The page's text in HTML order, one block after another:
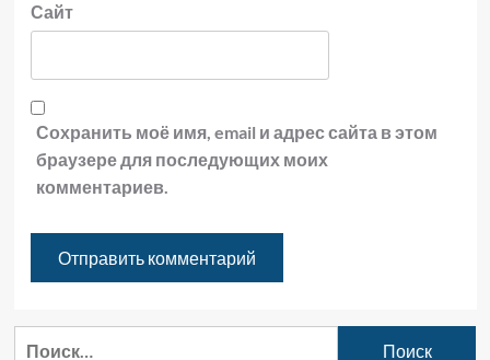
Сайт
Сохранить моё имя, email и адрес сайта в этом
браузере для последующих моих
комментариев.